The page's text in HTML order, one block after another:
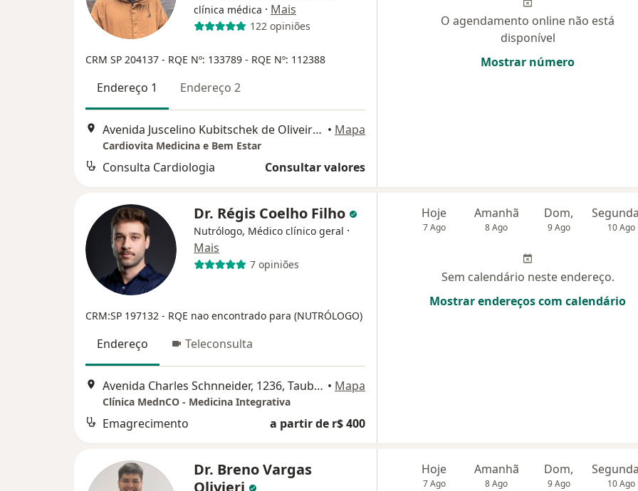
clínica médica · Mais
122 opiniões
CRM SP 204137 - RQE Nº: 133789 - RQE Nº: 112388
Endereço 1 Endereço 2
Avenida Juscelino Kubitschek de Oliveira 71, Taubaté • Mapa
Cardiovita Medicina e Bem Estar
Consulta Cardiologia Consultar valores
O agendamento online não está
disponível
Mostrar número
Dr. Régis Coelho Filho
Nutrólogo, Médico clínico geral ·
Mais
7 opiniões
CRM:SP 197132 - RQE nao encontrado para (NUTRÓLOGO)
Endereço Teleconsulta
Avenida Charles Schnneider, 1236, Taubaté • Mapa
Clínica MednCO - Medicina Integrativa
Emagrecimento a partir de r$ 400
Hoje
7 Ago
Amanhã
8 Ago
Dom,
9 Ago 10 Ago
Sem calendário neste endereço.
Mostrar endereços com calendário
Dr. Breno Vargas
Hoje
7 Ago
Amanhã
8 Ago
Dom,
9 Ago 10 Ago